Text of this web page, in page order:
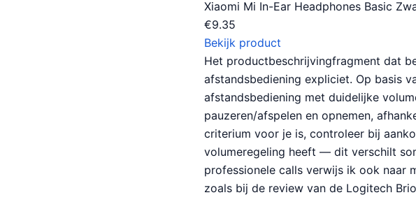
Xiaomi Mi In-Ear Headphones Basic
€9.35
Bekijk product
Het productbeschrijvingfragment dat
afstandsbediening expliciet. Op basis
afstandsbediening met duidelijke
pauzeren/afspelen en opnemen,
criterium voor je is, controleer bij
volumeregeling heeft — dit verschilt
professionele calls verwijs ik ook naar
zoals bij de review van de Logitech